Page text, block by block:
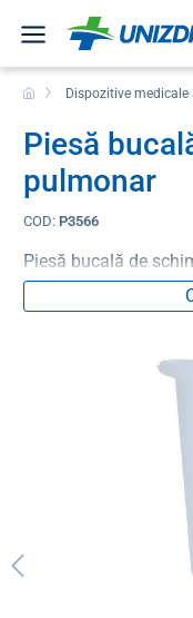
Dispozitive medicale
Piesă
pulmonar
COD: P3566
Piesă bucală de